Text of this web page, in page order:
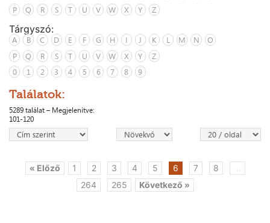
P
Q R S T U V W X Y Z
Tárgyszó:
A B C D E F G H I J K L M N
O
P
Q R S T U V W X Y
Z
0
1 2 3 4 5 6 7 8 9
Találatok:
5289 találat – Megjelenítve:
101-120
« Előző 1 2 3 4 5 6 7 8
264
265 Következő »